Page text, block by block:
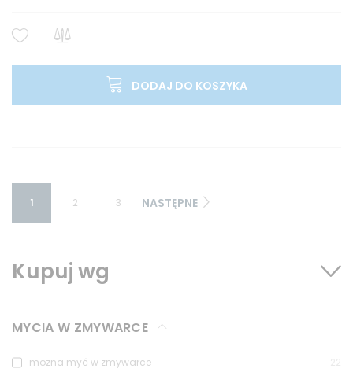
DODAJ DO KOSZYKA
1 2 3 NASTĘPNE
Kupuj wg
MYCIA W ZMYWARCE
można myć w zmywarce